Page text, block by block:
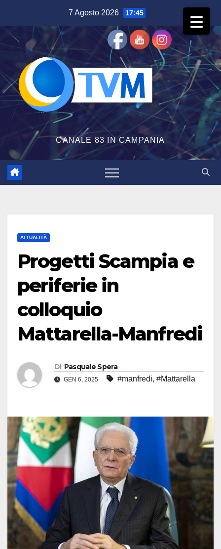
contenuto
7 Agosto 2026 17:45
CANALE 83 IN CAMPANIA
ATTUALITÀ
Progetti Scampia e
periferie in
colloquio
Mattarella-Manfredi
Di Pasquale Spera
GEN 6, 2025 #manfredi, #Mattarella